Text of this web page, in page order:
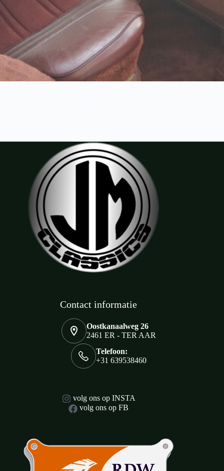
Contact informatie
Oostkanaalweg 26
2461 ER - TER AAR
Telefoon:
+31 639538460
volg ons op INSTA
volg ons op FB